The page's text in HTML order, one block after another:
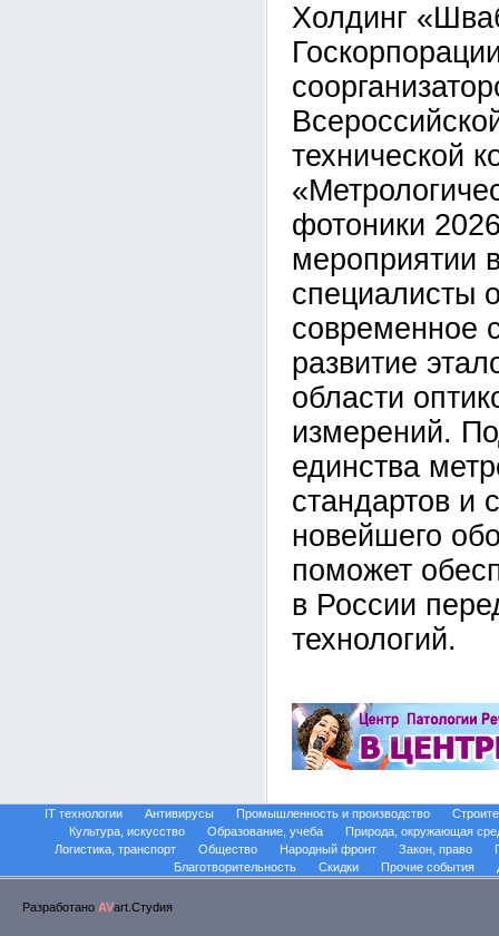
Холдинг
технической
фотоники
мероприятии
специалисты
современное
развитие
области
измерений.
единства
стандартов и
новейшего
поможет
в России
технологий.
IT технологии Антивирусы Промышленность и производство
Культура, искусство
Образование, учеба
Природа, окружающая
Логистика, транспорт
Общество Народный фронт Закон, право
Благотворительность
Скидки Прочие события
Разработано AVart.Стуdия